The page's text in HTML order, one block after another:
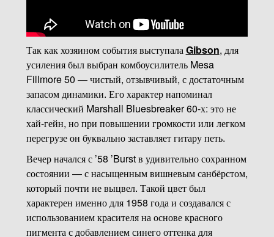
Так как хозяином события выступалаGibson, для
усиления был выбран комбоусилитель Mesa
Fillmore 50 — чистый, отзывчивый, с достаточным
запасом динамики. Его характер напоминал
классический Marshall Bluesbreaker 60-х: это не
хай-гейн, но при повышении громкости или легком
перегрузе он буквально заставляет гитару петь.
Вечер начался с ’58 ’Burst в удивительно сохранном
состоянии — с насыщенным вишневым санбёрстом,
который почти не выцвел. Такой цвет был
характерен именно для 1958 года и создавался с
использованием красителя на основе красного
пигмента с добавлением синего оттенка для